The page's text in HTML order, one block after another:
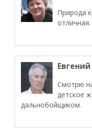
Природа
отличная.
Смотрю
детское
дальнобойщиком.